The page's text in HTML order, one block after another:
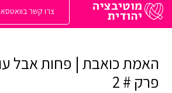
לתוכן
צרו קשר
האמת כואבת | פחות אבל
פרק # 2